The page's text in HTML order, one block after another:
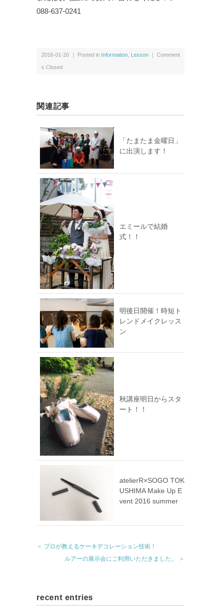
088-637-0241
2016-01-20 ｜ Posted in Information Lesson ｜ Comment
s Closed
関連記事
「たまたま金曜日」
に出演します！
エミールで結婚
式！！
明後日開催！時短ト
レンドメイクレッス
ン
秋講座明日からスタ
ート！！
atelierR×SOGO TOK
USHIMA Make Up E
vent 2016 summer
＜ プロが教えるケーキデコレーション技術！
ルアーの展示会にご利用いただきました。 ＞
recent entries